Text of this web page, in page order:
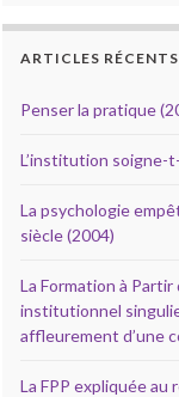
ARTICLES RÉCENTS
Penser la pratique
L’institution soigne-
La psychologie
siècle (2004)
La Formation à
institutionnel
affleurement d’une
La FPP expliquée au